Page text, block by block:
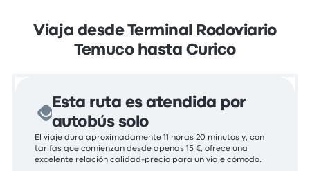
Viaja desde Terminal Rodoviario
Temuco hasta Curico
Esta ruta es atendida por
autobús solo
El viaje dura aproximadamente 11 horas 20 minutos y, con
tarifas que comienzan desde apenas 15 €, ofrece una
excelente relación calidad-precio para un viaje cómodo.